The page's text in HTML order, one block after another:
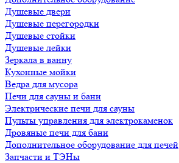
Душевые двери
Душевые перегородки
Душевые стойки
Душевые лейки
Зеркала в ванну
Кухонные мойки
Ведра для мусора
Печи для сауны и бани
Электрические печи для сауны
Пульты управления для электрокаменок
Дровяные печи для бани
Дополнительное оборудование для печей
Запчасти и ТЭНы